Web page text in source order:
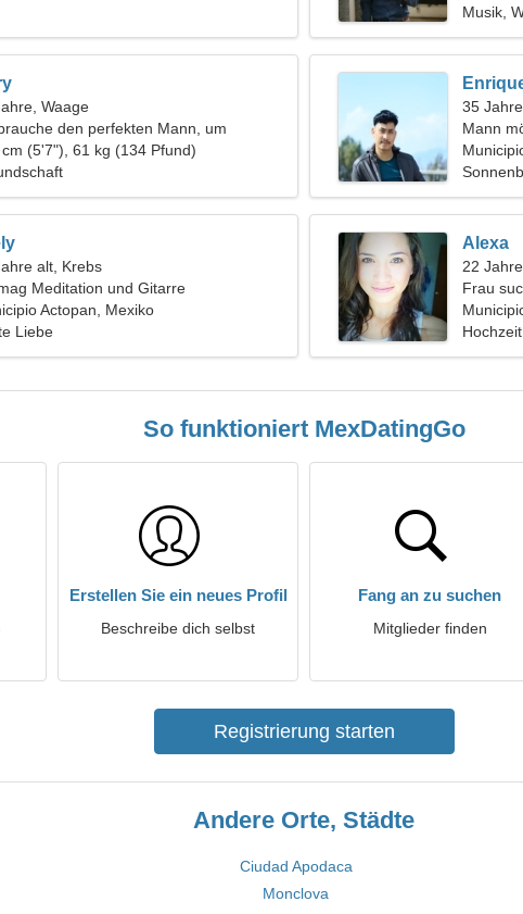
Musik,
Waage
den perfekten Mann, um
zu kochen
(5'7"), 61 kg (134 Pfund)
35
Mann
alt, Krebs
Meditation und Gitarre
Actopan, Mexiko
Liebe
Alexa
22
Frau
Hochzeit
So funktioniert MexDatingGo
Erstellen Sie ein neues Profil
Beschreibe dich selbst
Fang an zu suchen
Mitglieder finden
Registrierung starten
Andere Orte, Städte
Ciudad Apodaca
Monclova